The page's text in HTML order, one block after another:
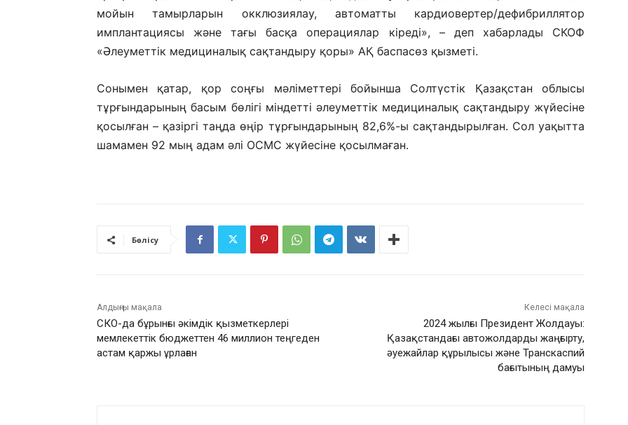
мойын тамырларын окклюзиялау, автоматты кардиовертер/дефибриллятор
имплантациясы және тағы басқа операциялар кіреді», – деп хабарлады СКОФ
«Әлеуметтік медициналық сақтандыру қоры» АҚ баспасөз қызметі.
Сонымен қатар, қор соңғы мәліметтері бойынша Солтүстік Қазақстан облысы
тұрғындарының басым бөлігі міндетті әлеуметтік медициналық сақтандыру жүйесіне
қосылған – қазіргі таңда өңір тұрғындарының 82,6%-ы сақтандырылған. Сол уақытта
шамамен 92 мың адам әлі ОСМС жүйесіне қосылмаған.
Бөлісу
Алдыңғы мақала
СКО-да бұрынғы әкімдік қызметкерлері
мемлекеттік бюджеттен 46 миллион теңгеден
астам қаржы ұрлаған
Келесі мақала
2024 жылғы Президент Жолдауы:
Қазақстандағы автожолдарды жаңғырту,
әуежайлар құрылысы және Транскаспий
бағытының дамуы